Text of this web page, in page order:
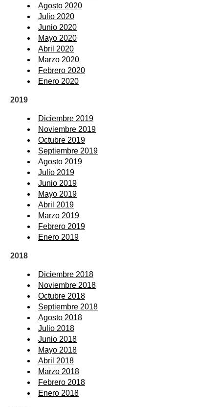
Agosto 2020
Julio 2020
Junio 2020
Mayo 2020
Abril 2020
Marzo 2020
Febrero 2020
Enero 2020
2019
Diciembre 2019
Noviembre 2019
Octubre 2019
Septiembre 2019
Agosto 2019
Julio 2019
Junio 2019
Mayo 2019
Abril 2019
Marzo 2019
Febrero 2019
Enero 2019
2018
Diciembre 2018
Noviembre 2018
Octubre 2018
Septiembre 2018
Agosto 2018
Julio 2018
Junio 2018
Mayo 2018
Abril 2018
Marzo 2018
Febrero 2018
Enero 2018